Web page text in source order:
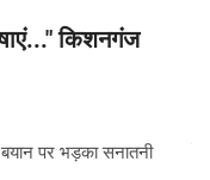
बाढ़ का प्रकोप
भारी बारिश से